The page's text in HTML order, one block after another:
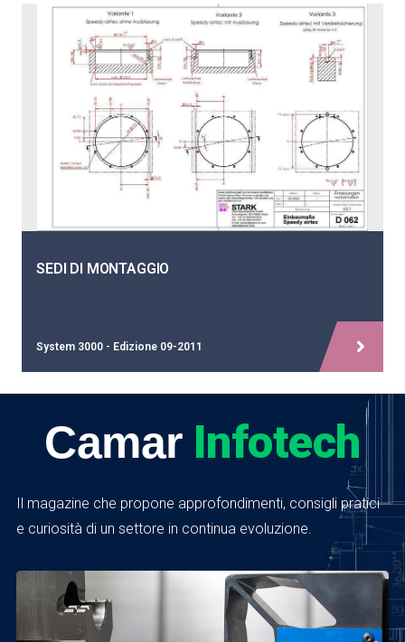
SEDI DI MONTAGGIO
System 3000 - Edizione 09-2011
Camar Infotech
Il magazine che propone approfondimenti, consigli pratici
e curiosità di un settore in continua evoluzione.